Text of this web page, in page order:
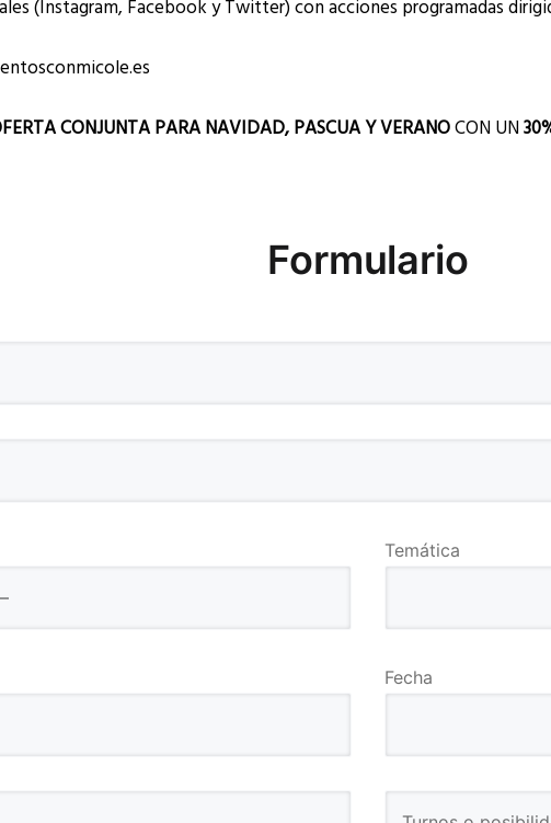
(Instagram, Facebook y Twitter) con acciones programadas
CONJUNTA PARA NAVIDAD, PASCUA Y VERANOCON UN
Formulario
Temática
Fecha